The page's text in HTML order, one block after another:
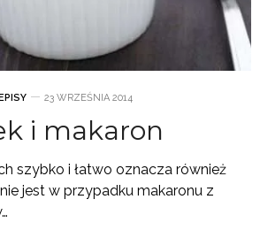
23 WRZEŚNIA 2014
i makaron
szybko i łatwo oznacza również
jest w przypadku makaronu z